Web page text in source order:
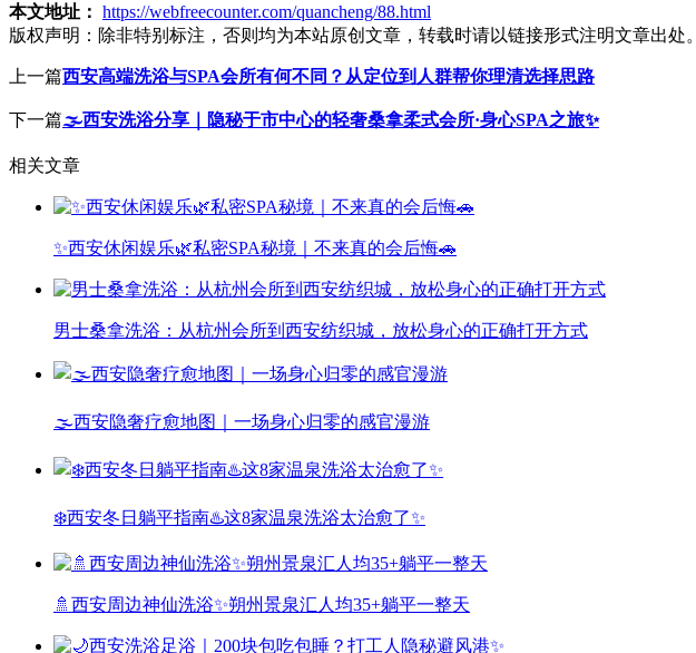
本文地址： https://webfreecounter.com/quancheng/88.html
版权声明： 除非特别标注，否则均为本站原创文章，转载时请以链接形式注明文章出处。
上一篇西安高端洗浴与SPA会所有何不同？从定位到人群帮你理清选择思路
下一篇🌫️西安洗浴分享｜隐秘于市中心的轻奢桑拿柔式会所·身心SPA之旅✨
相关文章
✨西安休闲娱乐🌿私密SPA秘境｜不来真的会后悔🚗
男士桑拿洗浴：从杭州会所到西安纺织城，放松身心的正确打开方式
🌫️西安隐奢疗愈地图｜一场身心归零的感官漫游
❄️西安冬日躺平指南♨️这8家温泉洗浴太治愈了✨
🚿西安周边神仙洗浴✨朔州景泉汇人均35+躺平一整天